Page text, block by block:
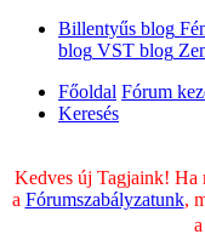
Billentyűs blog
blog VST blog
Főoldal Fórum
Keresés
Kedves új Tagjaink! Ha
a Fórumszabályzatunk,